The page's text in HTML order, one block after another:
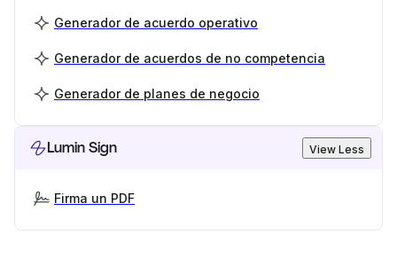
Generador de acuerdo operativo
Generador de acuerdos de no competencia
Generador de planes de negocio
Lumin Sign View Less
Firma un PDF